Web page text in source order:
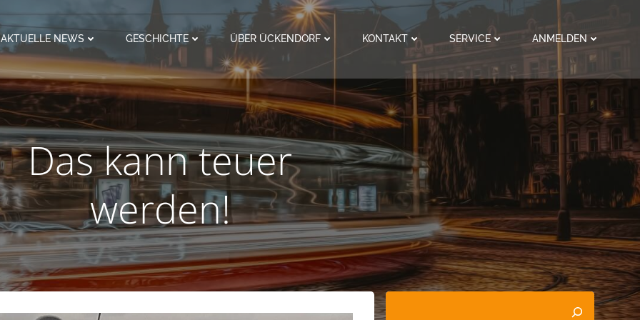
AKTUELLE NEWS GESCHICHTE ÜBER ÜCKENDORF KONTAKT SERVICE ANMELDEN
Das kann teuer
werden!
Suchen